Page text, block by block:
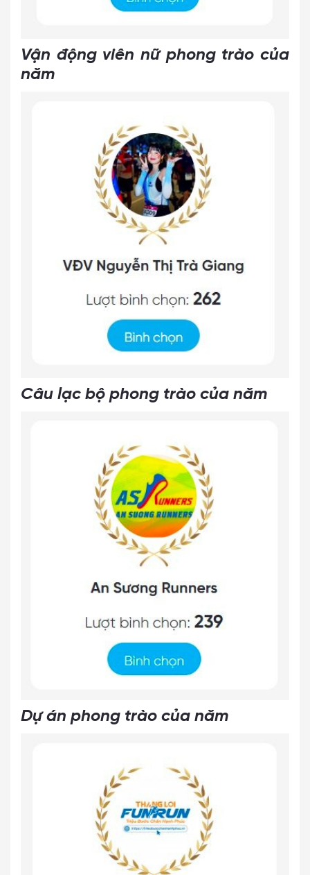
Vận động viên nữ phong trào của
năm
Câu lạc bộ phong trào của năm
Dự án phong trào của năm